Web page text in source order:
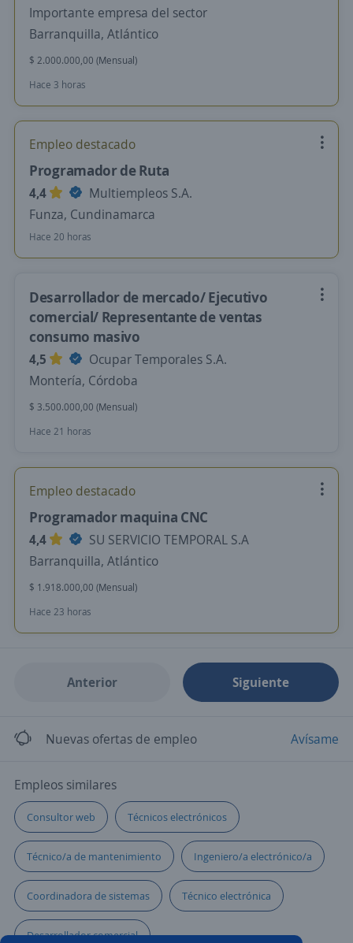
Importante empresa del sector
Barranquilla, Atlántico
$ 2.000.000,00 (Mensual)
Hace 3 horas
Empleo destacado
Programador de Ruta
4,4
Multiempleos S.A.
Funza, Cundinamarca
Hace 20 horas
Desarrollador de mercado/ Ejecutivo
comercial/ Representante de ventas
consumo masivo
4,5
Ocupar Temporales S.A.
Montería, Córdoba
$ 3.500.000,00 (Mensual)
Hace 21 horas
Empleo destacado
Programador maquina CNC
4,4
SU SERVICIO TEMPORAL S.A
Barranquilla, Atlántico
$ 1.918.000,00 (Mensual)
Hace 23 horas
Anterior Siguiente
Nuevas ofertas de empleo Avísame
Empleos similares
Consultor web Técnicos electrónicos
Técnico/a de mantenimiento Ingeniero/a electrónico/a
Coordinadora de sistemas Técnico electrónica
Desarrollador comercial